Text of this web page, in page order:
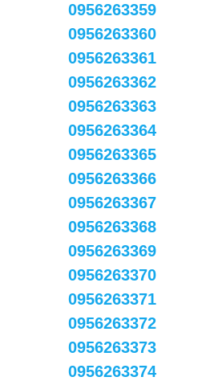
0956263359
0956263360
0956263361
0956263362
0956263363
0956263364
0956263365
0956263366
0956263367
0956263368
0956263369
0956263370
0956263371
0956263372
0956263373
0956263374